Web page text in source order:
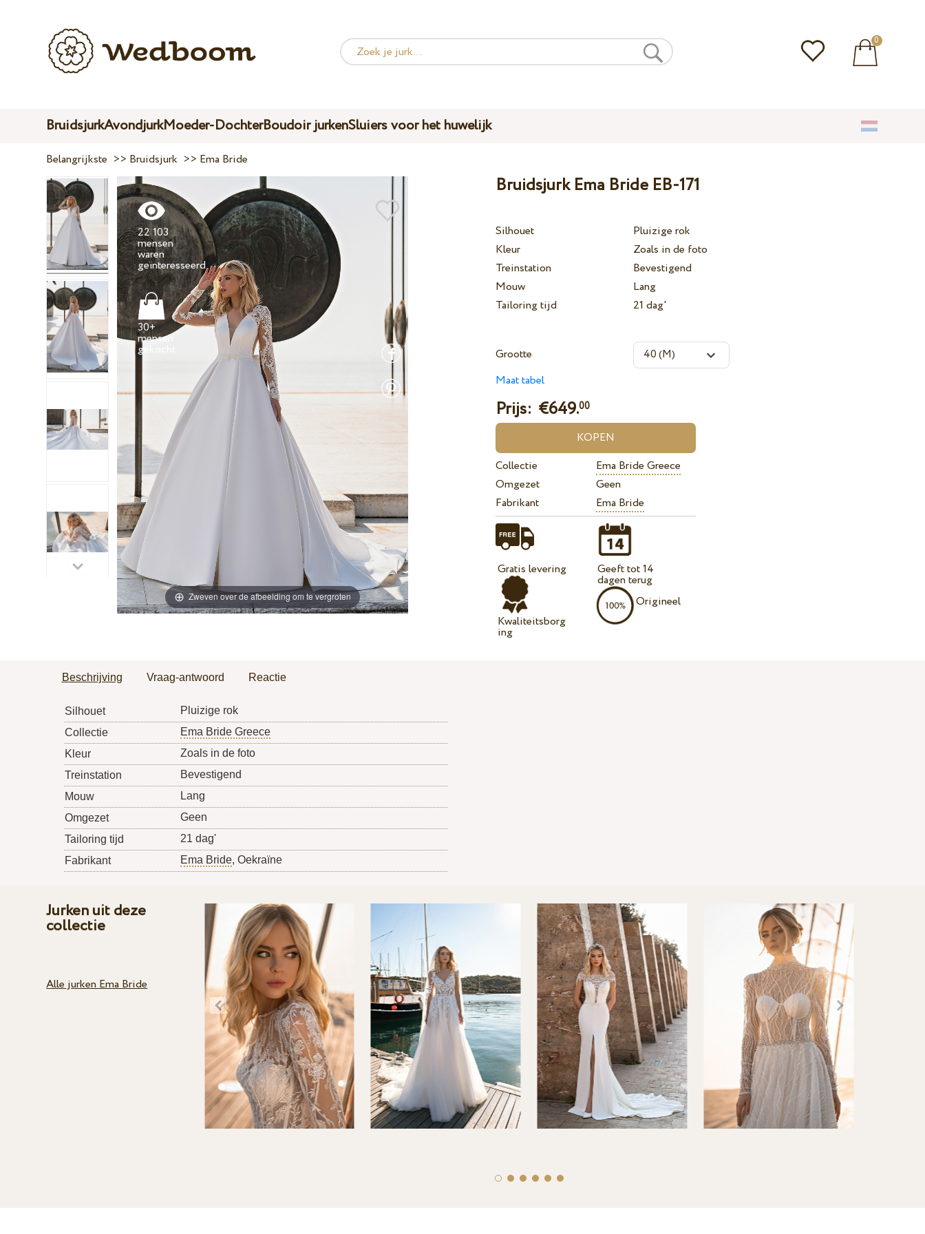
0
BruidsjurkAvondjurkMoeder-DochterBoudoir jurkenSluiers voor het huwelijk
Belangrijkste >> Bruidsjurk >> Ema Bride
Zweven over de afbeelding om te vergroten
22 103
mensen
waren
geïnteresseerd
30+
mensen
Bruidsjurk Ema Bride EB-171
Silhouet
Pluizige rok
Kleur
Zoals in de foto
Treinstation
Bevestigend
Mouw
Lang
Tailoring tijd
21 dag'
Grootte
Maat tabel
Prijs: €649.00
Collectie
Ema Bride Greece
Omgezet
Geen
Fabrikant
Ema Bride
Gratis levering
Kwaliteitsborg
ing
Geeft tot 14
dagen terug
Origineel
Beschrijving Vraag-antwoord Reactie
Silhouet
Pluizige rok
Collectie
Ema Bride Greece
Kleur
Zoals in de foto
Treinstation
Bevestigend
Mouw
Lang
Omgezet
Geen
Tailoring tijd
21 dag'
Fabrikant
Ema Bride, Oekraïne
Jurken uit deze
collectie
Alle jurken Ema Bride